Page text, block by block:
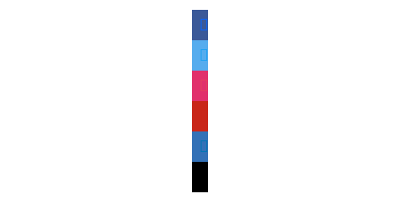
facebook
twitter
linkedin